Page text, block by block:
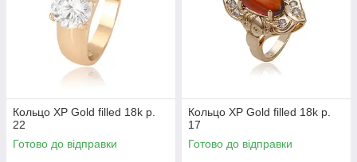
Кольцо ХР Gold filled 18k р.
22
Готово до відправки
Кольцо ХР Gold filled 18k р.
17
Готово до відправки